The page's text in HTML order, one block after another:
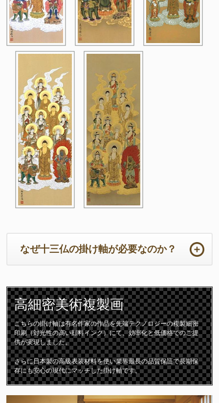
なぜ十三仏の掛け軸が必要なのか？
かと存じます。法要の本来の目的において重要なのは供養するため
のご住職の読経や仏壇です。仏壇周りは一番大切な所となります。
ご住職はじめ参列者が注目される場所となりますので仏壇仏具や床
の間の掛け軸は特に配慮が必要となります。
十三仏の掛け軸は初七日から三十三回忌までの合計「十三回の追善
供養」をつかさどる守護仏です。故人は十三の仏様に見守られなが
ら極楽浄土に導かれて成仏すると言われています。
高細密美術複製画
こちらの掛け軸は有名作家の作品を先端テクノロジーの複製細密
印刷（対光性の高い顔料インク）にて、効率化と低価格でのご提
供が実現しました。
さらに日本製の高級表装材料を使い業界最長の品質保証で長期保
存にも安心の現代にマッチした掛け軸です。